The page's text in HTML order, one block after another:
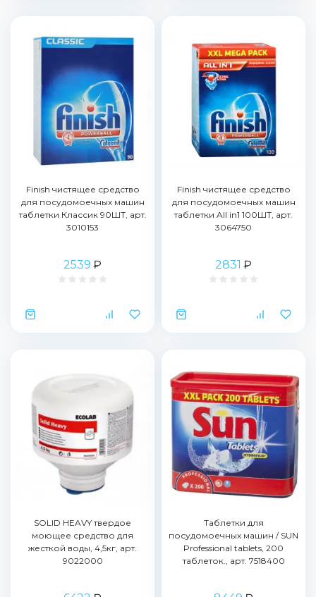
Finish чистящее средство
для посудомоечных машин
таблетки Классик 90ШТ, арт.
3010153
2539 ₽
Finish чистящее средство
для посудомоечных машин
таблетки All in1 100ШТ, арт.
3064750
2831 ₽
SOLID HEAVY твердое
моющее средство для
жесткой воды, 4,5кг, арт.
9022000
Таблетки для
посудомоечных машин / SUN
Professional tablets, 200
таблеток., арт. 7518400